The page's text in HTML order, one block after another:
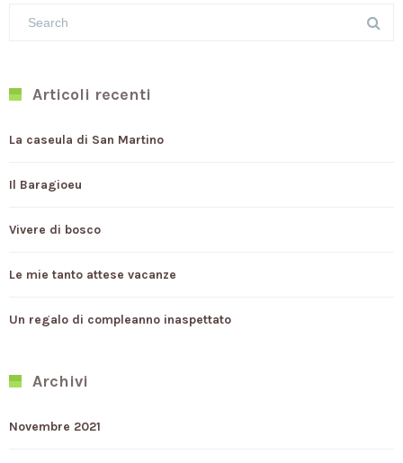
Articoli recenti
La caseula di San Martino
Il Baragioeu
Vivere di bosco
Le mie tanto attese vacanze
Un regalo di compleanno inaspettato
Archivi
Novembre 2021